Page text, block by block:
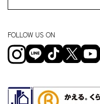
FOLLOW US ON